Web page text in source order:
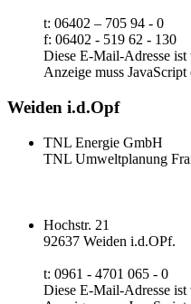
t: 06402 – 705 94 - 0
f: 06402 - 519 62 - 130
Diese E-Mail-Adresse
Anzeige muss JavaScript
Weiden i.d.Opf
TNL Energie GmbH
TNL Umweltplanung
Hochstr. 21
92637 Weiden i.d.OPf.
t: 0961 - 4701 065 - 0
Diese E-Mail-Adresse